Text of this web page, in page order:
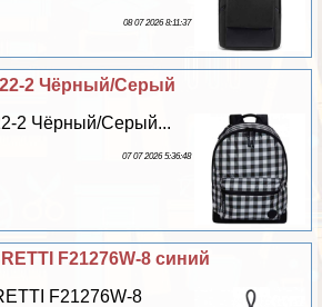
08 07 2026 8:11:37
2 Чёрный/Серый
2 Чёрный/Серый...
07 07 2026 5:36:48
F21276W-8 синий
F21276W-8